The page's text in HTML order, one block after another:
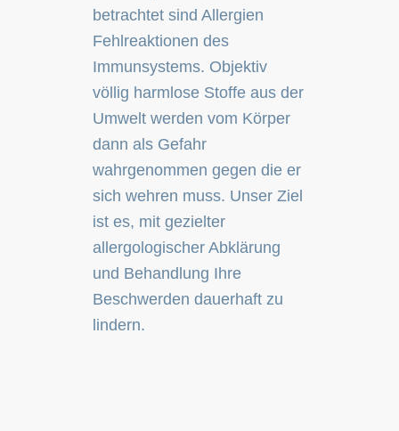
betrachtet sind Allergien
Fehlreaktionen des
Immunsystems. Objektiv
völlig harmlose Stoffe aus der
Umwelt werden vom Körper
dann als Gefahr
wahrgenommen gegen die er
sich wehren muss. Unser Ziel
ist es, mit gezielter
allergologischer Abklärung
und Behandlung Ihre
Beschwerden dauerhaft zu
lindern.